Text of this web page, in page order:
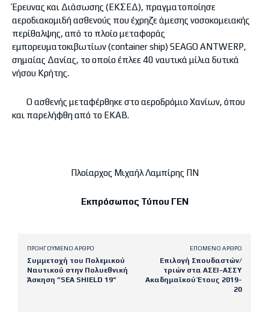
Έρευνας και Διάσωσης (ΕΚΣΕΔ), πραγματοποίησε
αεροδιακομιδή ασθενούς που έχρηζε άμεσης νοσοκομειακής
περίθαλψης, από το πλοίο μεταφοράς
εμπορευματοκιβωτίων (container ship) SEAGO ANTWERP,
σημαίας Δανίας, το οποίο έπλεε 40 ναυτικά μίλια δυτικά
νήσου Κρήτης.
Ο ασθενής μεταφέρθηκε στο αεροδρόμιο Χανίων, όπου
και παρελήφθη από το ΕΚΑΒ.
Πλοίαρχος Μιχαήλ Λαμπίρης ΠΝ
Εκπρόσωπος Τύπου ΓΕΝ
ΠΡΟΗΓΟΎΜΕΝΟ ΆΡΘΡΟ
Συμμετοχή του Πολεμικού
Ναυτικού στην Πολυεθνική
Άσκηση ”SEA SHIELD 19”
ΕΠΌΜΕΝΟ ΆΡΘΡΟ
Επιλογή Σπουδαστών/
τριών στα ΑΣΕΙ-ΑΣΣΥ
Ακαδημαϊκού Έτους 2019-
20